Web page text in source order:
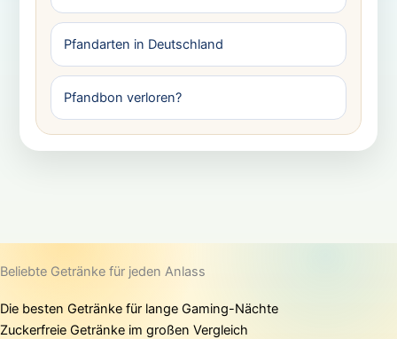
Pfandarten in Deutschland
Pfandbon verloren?
Beliebte Getränke für jeden Anlass
Die besten Getränke für lange Gaming-Nächte
Zuckerfreie Getränke im großen Vergleich